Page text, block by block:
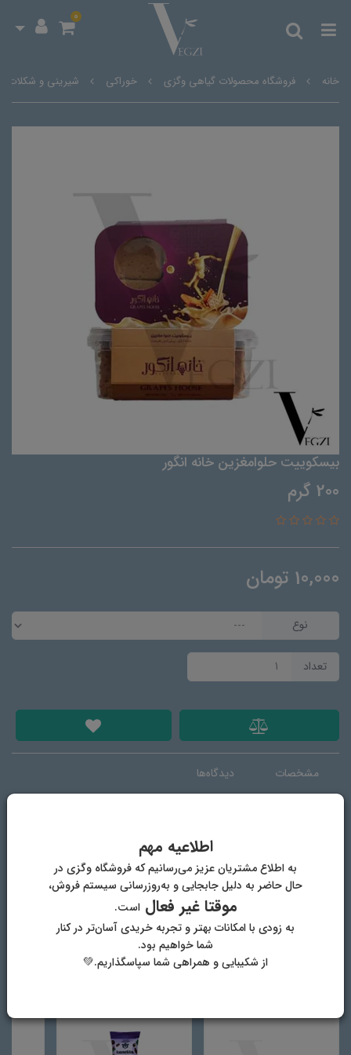
0
خانه فروشگاه محصولات گیاهی وگزی خوراکی شیرینی و شکلات
بیسکوییت حلوامغزین خانه انگور
200 گرم
10,000 تومان
نوع
تعداد
مشخصات دیدگاه‌ها
نام محصول بیسکوییت حلوامغزین
روغن کنجد، آرد گندم، جو، شیره انگور، توت، خرما
و انجیر
اطلاعیه مهم
به اطلاع مشتریان عزیز می‌رسانیم که فروشگاه وگزی در
حال حاضر به دلیل جابجایی و به‌روزرسانی سیستم فروش،
موقتا غیر فعالاست.
به زودی با امکانات بهتر و تجربه خریدی آسان‌تر در کنار
شما خواهیم بود.
از شکیبایی و همراهی شما سپاسگذاریم.💚